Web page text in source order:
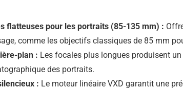
flatteuses pour les portraits (85-135 mm) :
comme les objectifs classiques de 85 mm
plan : Les focales plus longues produisent
des portraits.
: Le moteur linéaire VXD garantit une